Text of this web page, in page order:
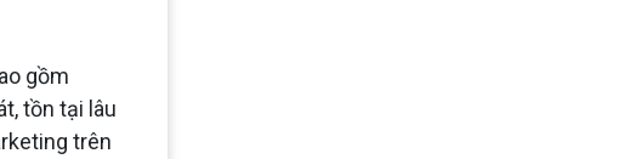
gồm
tồn tại lâu
trên